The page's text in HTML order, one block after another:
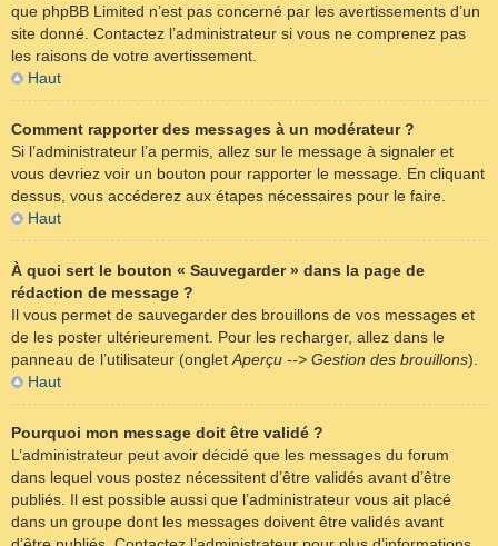
que phpBB Limited n’est pas concerné par les avertissements d’un
site donné. Contactez l’administrateur si vous ne comprenez pas
les raisons de votre avertissement.
Haut
Comment rapporter des messages à un modérateur ?
Si l’administrateur l’a permis, allez sur le message à signaler et
vous devriez voir un bouton pour rapporter le message. En cliquant
dessus, vous accéderez aux étapes nécessaires pour le faire.
Haut
À quoi sert le bouton « Sauvegarder » dans la page de
rédaction de message ?
Il vous permet de sauvegarder des brouillons de vos messages et
de les poster ultérieurement. Pour les recharger, allez dans le
panneau de l’utilisateur (onglet Aperçu --> Gestion des brouillons).
Haut
Pourquoi mon message doit être validé ?
L’administrateur peut avoir décidé que les messages du forum
dans lequel vous postez nécessitent d’être validés avant d’être
publiés. Il est possible aussi que l’administrateur vous ait placé
dans un groupe dont les messages doivent être validés avant